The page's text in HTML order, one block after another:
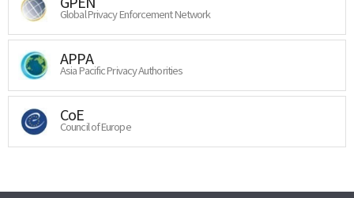
Global Privacy Enforcement Network
APPA
Asia Pacific Privacy Authorities
CoE
Council of Europe